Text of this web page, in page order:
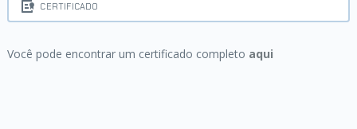
CERTIFICADO
Você pode encontrar um certificado completo aqui